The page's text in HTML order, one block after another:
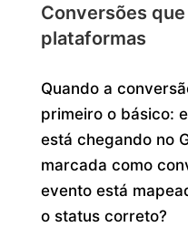
Conversões
plataformas
Quando a
primeiro o básico:
está chegando no
marcada como
evento está
o status correto?